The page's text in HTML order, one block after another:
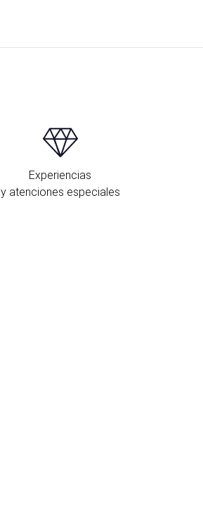
Experiencias
y atenciones especiales